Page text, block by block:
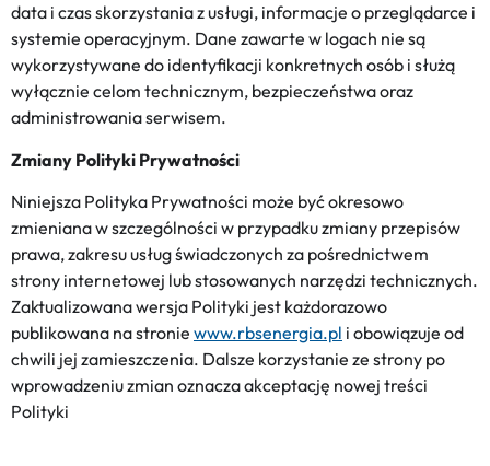
data i czas skorzystania z usługi, informacje o przeglądarce i
systemie operacyjnym. Dane zawarte w logach nie są
wykorzystywane do identyfikacji konkretnych osób i służą
wyłącznie celom technicznym, bezpieczeństwa oraz
administrowania serwisem.
Zmiany Polityki Prywatności
Niniejsza Polityka Prywatności może być okresowo
zmieniana w szczególności w przypadku zmiany przepisów
prawa, zakresu usług świadczonych za pośrednictwem
strony internetowej lub stosowanych narzędzi technicznych.
Zaktualizowana wersja Polityki jest każdorazowo
publikowana na stronie www.rbsenergia.pl i obowiązuje od
chwili jej zamieszczenia. Dalsze korzystanie ze strony po
wprowadzeniu zmian oznacza akceptację nowej treści
Polityki